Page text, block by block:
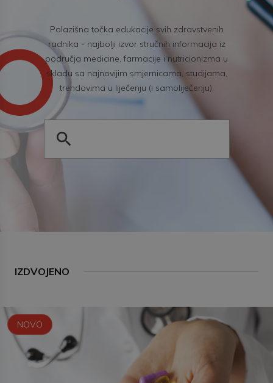
Polazišna točka edukacije svih zdravstvenih
radnika - najbolji izvor stručnih informacija iz
područja medicine, farmacije i nutricionizma u
skladu sa najnovijim smjernicama, studijama,
trendovima u liječenju (i samoliječenju).
IZDVOJENO
NOVO